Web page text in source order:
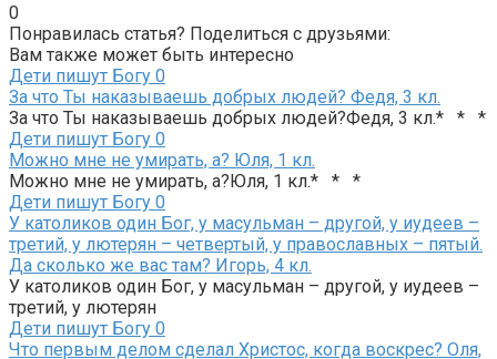
0
Понравилась статья? Поделиться с друзьями:
Вам также может быть интересно
Дети пишут Богу 0
За что Ты наказываешь добрых людей? Федя, 3 кл.
За что Ты наказываешь добрых людей?Федя, 3 кл.* * *
Дети пишут Богу 0
Можно мне не умирать, а? Юля, 1 кл.
Можно мне не умирать, а?Юля, 1 кл.* * *
Дети пишут Богу 0
У католиков один Бог, у масульман – другой, у иудеев –
третий, у лютерян – четвертый, у православных – пятый.
Да сколько же вас там? Игорь, 4 кл.
У католиков один Бог, у масульман – другой, у иудеев –
третий, у лютерян
Дети пишут Богу 0
Что первым делом сделал Христос, когда воскрес? Оля,